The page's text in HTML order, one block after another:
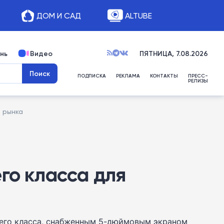
ДОМ И САД ALTUBE
Видео ПЯТНИЦА, 7.08.2026
ПОДПИСКА РЕКЛАМА КОНТАКТЫ ПРЕСС-
РЕЛИЗЫ
рынка
класса для
класса, снабженным 5-дюймовым экраном